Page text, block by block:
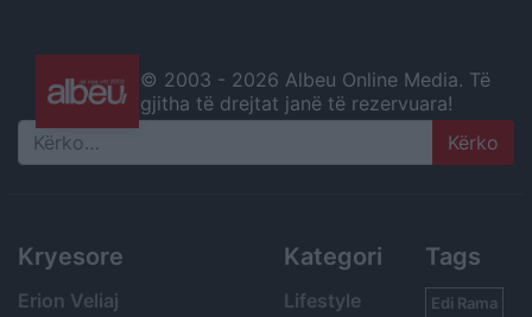
© 2003 - 2026 Albeu Online Media. Të
gjitha të drejtat janë të rezervuara!
Search
Kryesore
Erion Veliaj
Kategori
Lifestyle
Tags
Edi Rama